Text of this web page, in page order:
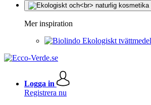
Mer inspiration
Ekologiskt
Logga in
Registrera nu